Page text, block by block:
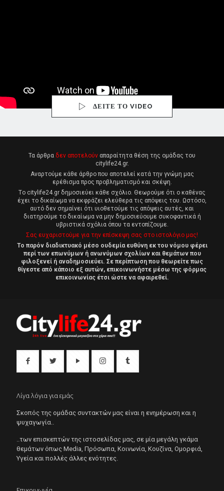
ΔΕΙΤΕ ΤΟ VIDEO
Τα άρθρα δεν αποτελούν απαραίτητα θέση της ομάδας του
citylife24.gr.
Αναρτούμε κάθε άρθρο που αποτελεί κατά την γνώμη μας
ερέθισμα προς προβληματισμό και σκέψη.
Tο citylife24.gr δημοσιεύει κάθε σχόλιο. Θεωρούμε ότι ο καθένας
έχει το δικαίωμα να εκφράζει ελεύθερα τις απόψεις του. Ωστόσο,
αυτό δεν σημαίνει ότι υιοθετούμε τις απόψεις αυτές, και
διατηρούμε το δικαίωμα να μην δημοσιεύουμε συκοφαντικά ή
υβριστικά σχόλια όπου τα εντοπίζουμε.
Σας ευχαριστούμε για την επίσκεψη σας στο ιστολόγιο μας!
Το παρόν διαδικτυακό μέσο ουδεμία ευθύνη εκ του νόμου φέρει
περί των επωνύμων ή ανωνύμων σχολίων και θεμάτων που
φιλοξενεί ή αναδημοσιεύει. Σε περίπτωση που θεωρείτε πως
θίγεστε από κάποιο εξ αυτών, επικοινωνήστε μέσω της φόρμας
επικοινωνίας έτσι ώστε να αφαιρεθεί.
Λίγα λόγια για εμάς
Σκοπός της ομάδας συντακτών μας είναι η ενημέρωση και η
ψυχαγωγία..
..των επισκεπτών της ιστοσελίδας μας, σε μία μεγάλη γκάμα
θεμάτων όπως Μedia, Πρόσωπα, Κοινωνία, Κουζίνα, Ομορφιά,
Υγεία και πολλές άλλες ενότητες.